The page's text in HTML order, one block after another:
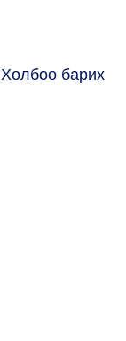
Холбоо барих